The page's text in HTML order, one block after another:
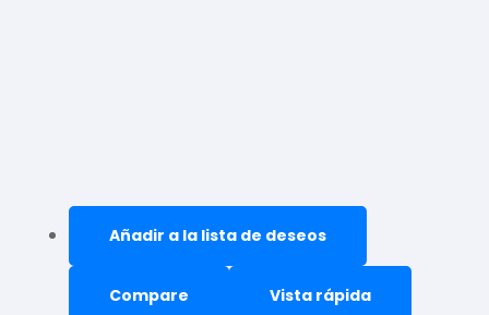
Añadir a la lista de deseos
Compare Vista rápida